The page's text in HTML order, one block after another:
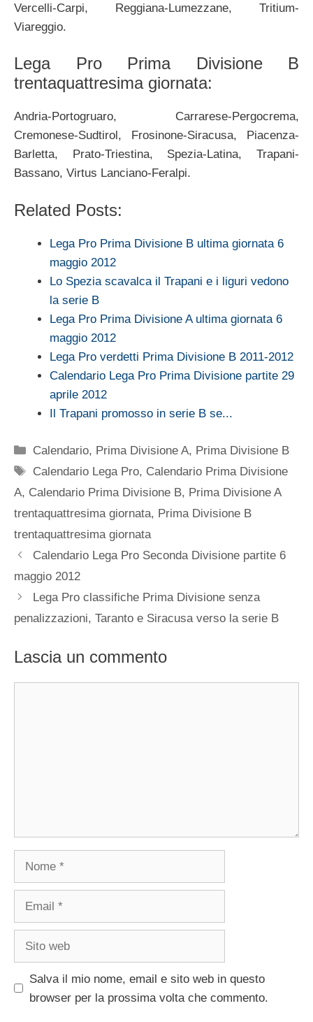
Vercelli-Carpi, Reggiana-Lumezzane, Tritium-
Viareggio.
Lega Pro Prima Divisione B
trentaquattresima giornata:
Andria-Portogruaro, Carrarese-Pergocrema,
Cremonese-Sudtirol, Frosinone-Siracusa, Piacenza-
Barletta, Prato-Triestina, Spezia-Latina, Trapani-
Bassano, Virtus Lanciano-Feralpi.
Related Posts:
Lega Pro Prima Divisione B ultima giornata 6
maggio 2012
Lo Spezia scavalca il Trapani e i liguri vedono
la serie B
Lega Pro Prima Divisione A ultima giornata 6
maggio 2012
Lega Pro verdetti Prima Divisione B 2011-2012
Calendario Lega Pro Prima Divisione partite 29
aprile 2012
Il Trapani promosso in serie B se...
Categorie
Calendario, Prima Divisione A, Prima Divisione B
Tag
Calendario Lega Pro, Calendario Prima Divisione
A, Calendario Prima Divisione B, Prima Divisione A
trentaquattresima giornata, Prima Divisione B
trentaquattresima giornata
Calendario Lega Pro Seconda Divisione partite 6
maggio 2012
Lega Pro classifiche Prima Divisione senza
penalizzazioni, Taranto e Siracusa verso la serie B
Lascia un commento
Nome
Email
Sito
Salva il mio nome, email e sito web in questo
browser per la prossima volta che commento.